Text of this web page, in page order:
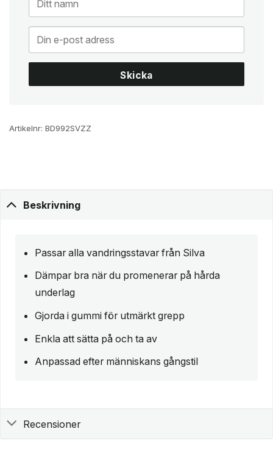
Skicka
Artikelnr: BD992SVZZ
Beskrivning
Passar alla vandringsstavar från Silva
Dämpar bra när du promenerar på hårda
underlag
Gjorda i gummi för utmärkt grepp
Enkla att sätta på och ta av
Anpassad efter människans gångstil
Recensioner